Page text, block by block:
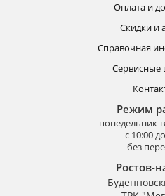
Оплата и
Скидки и
Справочная
Сервисные
Режим
понедельник-
с 10:00
без
Ростов-